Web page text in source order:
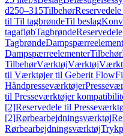
d250–315Tilbehør
til Til tagbrøndeTil beslag
tagafløbTagbrønde
Tagbrønde
DampspærreelementerTilbehør
TilbehørVærktøjVærktøj
til Værktøjer til Geberit
Håndpresseværktøjer
til Presseværktøjer
[2]Reservedele til
[2]Rørbearbejdningsværktøj
Rørbearbejdningsværktøj